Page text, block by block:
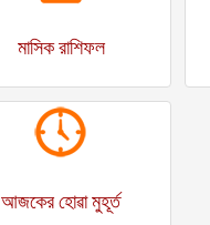
মাসিক রাশিফল
আজকের হোৱা মুহূর্ত